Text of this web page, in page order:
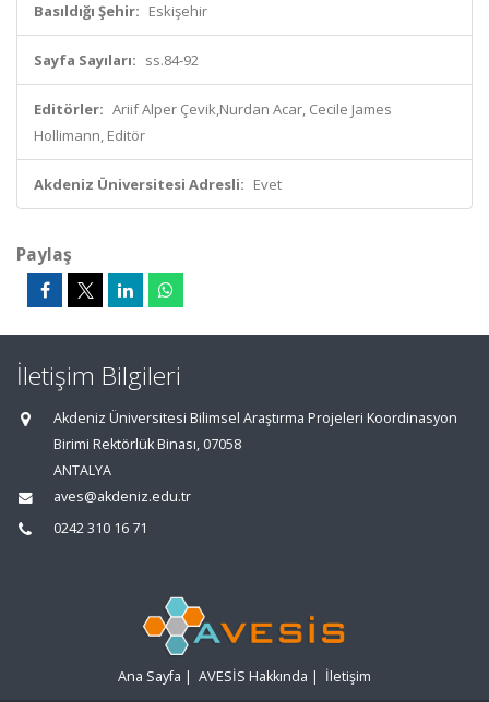
Basıldığı Şehir: Eskişehir
Sayfa Sayıları: ss.84-92
Editörler: Ariif Alper Çevik,Nurdan Acar, Cecile James
Hollimann, Editör
Akdeniz Üniversitesi Adresli: Evet
Paylaş
İletişim Bilgileri
Akdeniz Üniversitesi Bilimsel Araştırma Projeleri Koordinasyon
Birimi Rektörlük Binası, 07058
ANTALYA
aves@akdeniz.edu.tr
0242 310 16 71
Ana Sayfa | AVESİS Hakkında | İletişim